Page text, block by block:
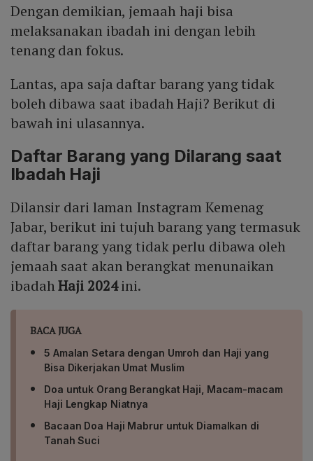
Dengan demikian, jemaah haji bisa
melaksanakan ibadah ini dengan lebih
tenang dan fokus.
Lantas, apa saja daftar barang yang tidak
boleh dibawa saat ibadah Haji? Berikut di
bawah ini ulasannya.
Daftar Barang yang Dilarang saat
Ibadah Haji
Dilansir dari laman Instagram Kemenag
Jabar, berikut ini tujuh barang yang termasuk
daftar barang yang tidak perlu dibawa oleh
jemaah saat akan berangkat menunaikan
ibadahHaji 2024ini.
BACA JUGA
5 Amalan Setara dengan Umroh dan Haji yang
Bisa Dikerjakan Umat Muslim
Doa untuk Orang Berangkat Haji, Macam-macam
Haji Lengkap Niatnya
Bacaan Doa Haji Mabrur untuk Diamalkan di
Tanah Suci